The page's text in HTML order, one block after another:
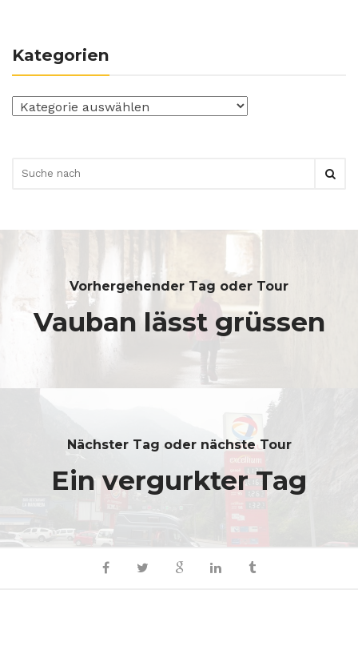
Kategorien
Kategorien
Vorhergehender Tag oder Tour
Vauban lässt grüssen
Nächster Tag oder nächste Tour
Ein vergurkter Tag